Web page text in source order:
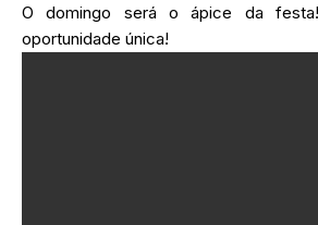
O domingo será o ápice da
oportunidade única!